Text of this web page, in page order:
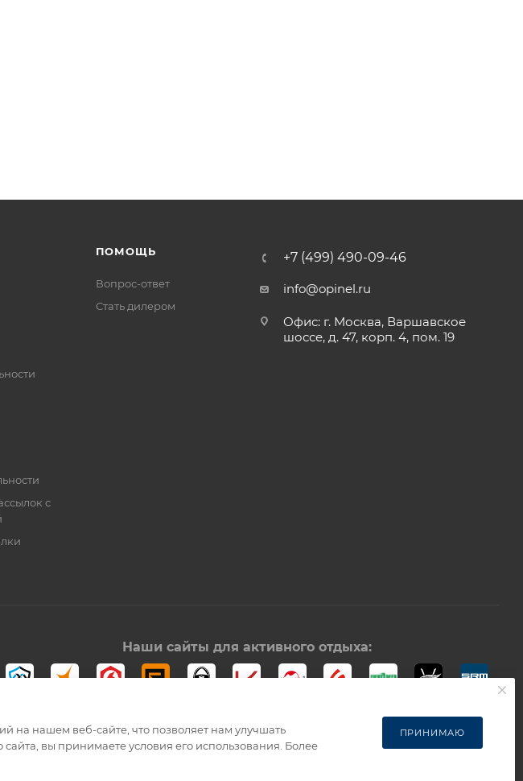
с
ПОМОЩЬ
Вопрос-ответ
Стать дилером
+7 (499) 490-09-46
info@opinel.ru
Офис: г. Москва, Варшавское
шоссе, д. 47, корп. 4, пом. 19
Наши сайты для активного отдыха:
на нашем веб-сайте, что позволяет нам улучшать
вы принимаете условия его использования. Более
ПРИНИМАЮ